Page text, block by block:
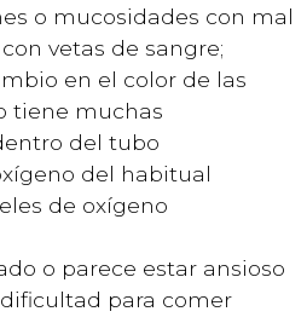
o mucosidades con mal
vetas de sangre;
en el color de las
tiene muchas
del tubo
del habitual
de oxígeno
o parece estar ansioso
para comer